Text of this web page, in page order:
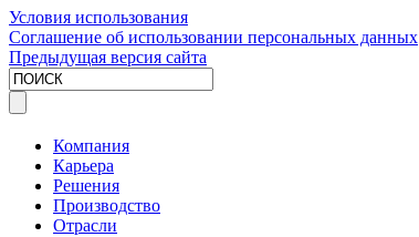
Условия использования
Соглашение об использовании персональных данных
Предыдущая версия сайта
Компания
Карьера
Решения
Производство
Отрасли